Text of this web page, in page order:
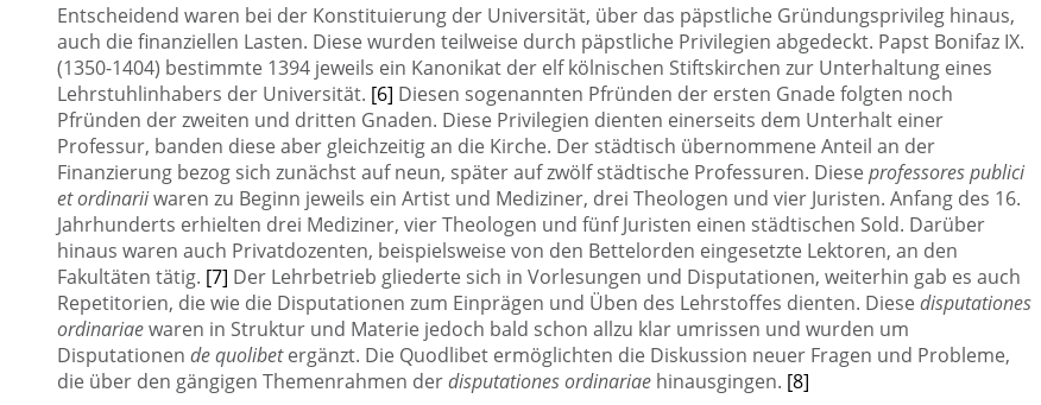
Entscheidend waren bei der Konstituierung der Universität, über das päpstliche Gründungsprivileg hinaus,
auch die finanziellen Lasten. Diese wurden teilweise durch päpstliche Privilegien abgedeckt. Papst Bonifaz IX.
(1350-1404) bestimmte 1394 jeweils ein Kanonikat der elf kölnischen Stiftskirchen zur Unterhaltung eines
Lehrstuhlinhabers der Universität. [6] Diesen sogenannten Pfründen der ersten Gnade folgten noch
Pfründen der zweiten und dritten Gnaden. Diese Privilegien dienten einerseits dem Unterhalt einer
Professur, banden diese aber gleichzeitig an die Kirche. Der städtisch übernommene Anteil an der
Finanzierung bezog sich zunächst auf neun, später auf zwölf städtische Professuren. Diese professores publici
et ordinariiwaren zu Beginn jeweils ein Artist und Mediziner, drei Theologen und vier Juristen. Anfang des 16.
Jahrhunderts erhielten drei Mediziner, vier Theologen und fünf Juristen einen städtischen Sold. Darüber
hinaus waren auch Privatdozenten, beispielsweise von den Bettelorden eingesetzte Lektoren, an den
Fakultäten tätig. [7] Der Lehrbetrieb gliederte sich in Vorlesungen und Disputationen, weiterhin gab es auch
Repetitorien, die wie die Disputationen zum Einprägen und Üben des Lehrstoffes dienten. Diese disputationes
ordinariaewaren in Struktur und Materie jedoch bald schon allzu klar umrissen und wurden um
Disputationen de quolibetergänzt. Die Quodlibet ermöglichten die Diskussion neuer Fragen und Probleme,
die über den gängigen Themenrahmen derdisputationes ordinariaehinausgingen. [8]